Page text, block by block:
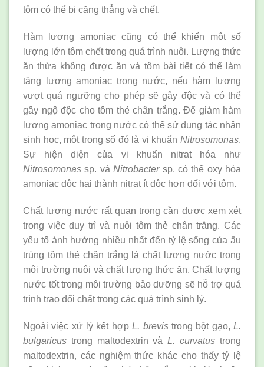
tôm có thể bị căng thẳng và chết.
Hàm lượng amoniac cũng có thể khiến một số
lượng lớn tôm chết trong quá trình nuôi. Lượng thức
ăn thừa không được ăn và tôm bài tiết có thể làm
tăng lượng amoniac trong nước, nếu hàm lượng
vượt quá ngưỡng cho phép sẽ gây độc và có thể
gây ngộ độc cho tôm thẻ chân trắng. Để giảm hàm
lượng amoniac trong nước có thể sử dụng tác nhân
sinh học, một trong số đó là vi khuẩn Nitrosomonas.
Sự hiện diện của vi khuẩn nitrat hóa như
Nitrosomonas sp. vàNitrobactersp. có thể oxy hóa
amoniac độc hại thành nitrat ít độc hơn đối với tôm.
Chất lượng nước rất quan trọng cần được xem xét
trong việc duy trì và nuôi tôm thẻ chân trắng. Các
yếu tố ảnh hưởng nhiều nhất đến tỷ lệ sống của ấu
trùng tôm thẻ chân trắng là chất lượng nước trong
môi trường nuôi và chất lượng thức ăn. Chất lượng
nước tốt trong môi trường bảo dưỡng sẽ hỗ trợ quá
trình trao đổi chất trong các quá trình sinh lý.
Ngoài việc xử lý kết hợpL. brevistrong bột gạo,L.
bulgaricus trong maltodextrin vàL. curvatustrong
maltodextrin, các nghiệm thức khác cho thấy tỷ lệ